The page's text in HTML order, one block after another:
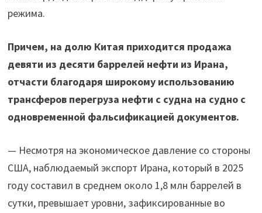
режима.
Причем, на долю Китая приходится продажа
девяти из десяти баррелей нефти из Ирана,
отчасти благодаря широкому использованию
трансферов перегруза нефти с судна на судно с
одновременной фальсификацией документов.
— Несмотря на экономическое давление со стороны
США, наблюдаемый экспорт Ирана, который в 2025
году составил в среднем около 1,8 млн баррелей в
сутки, превышает уровни, зафиксированные во